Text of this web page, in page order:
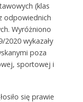
(klas
odpowiednich
Wyróżniono
wykazały
poza
sportowej i
się prawie